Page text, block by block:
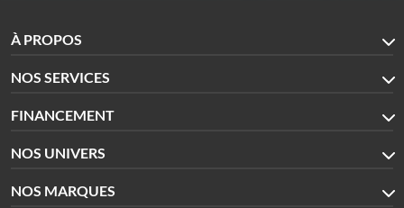
À PROPOS
NOS SERVICES
FINANCEMENT
NOS UNIVERS
NOS MARQUES